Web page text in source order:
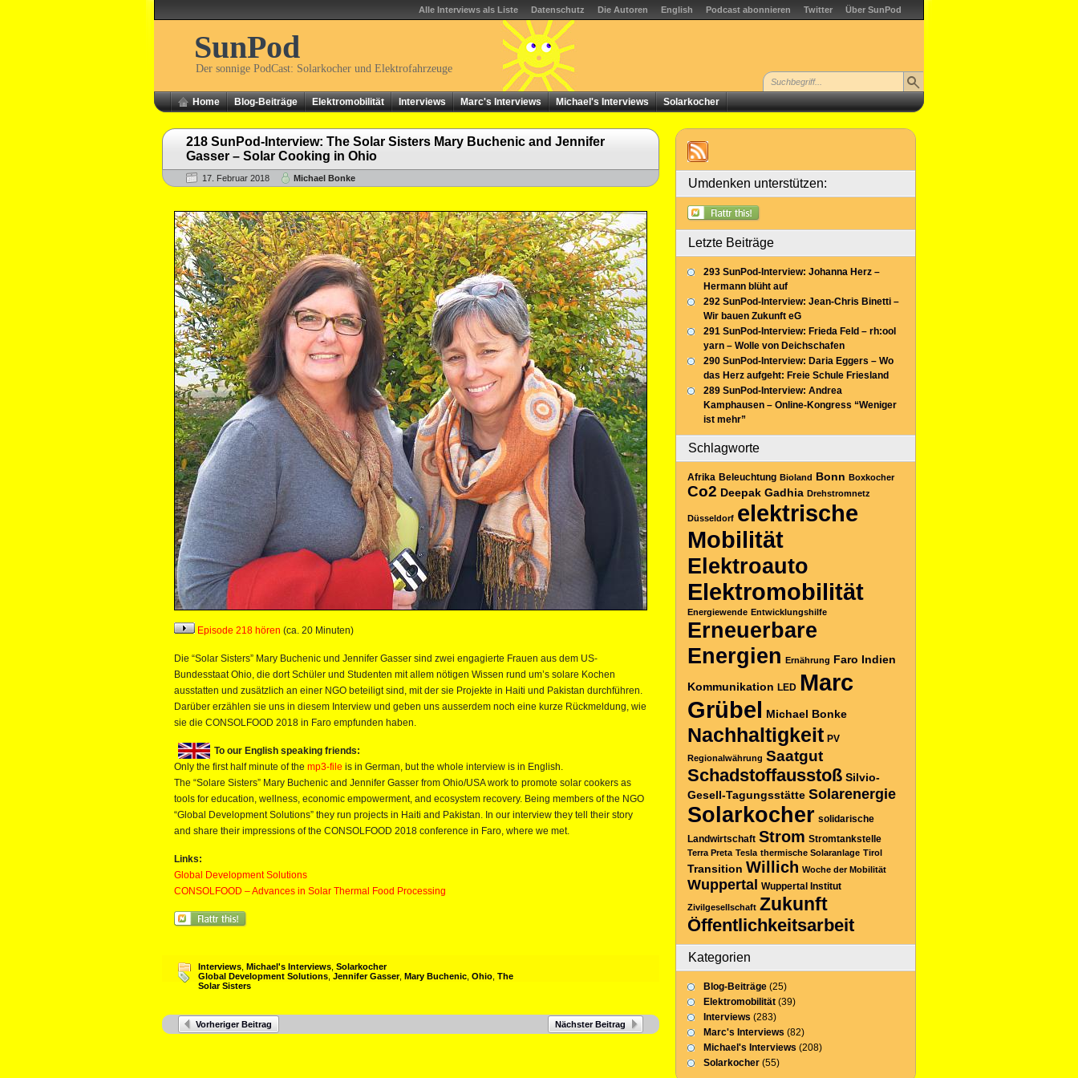
Alle Interviews als Liste Datenschutz Die Autoren English Podcast abonnieren Twitter Über SunPod
SunPod
Der sonnige PodCast: Solarkocher und Elektrofahrzeuge
Home Blog-Beiträge Elektromobilität Interviews Marc's Interviews Michael's Interviews Solarkocher
218 SunPod-Interview: The Solar Sisters Mary Buchenic and Jennifer
Gasser – Solar Cooking in Ohio
17. Februar 2018 Michael Bonke
Episode 218 hören (ca. 20 Minuten)
Die “Solar Sisters” Mary Buchenic und Jennifer Gasser sind zwei engagierte Frauen aus dem US-
Bundesstaat Ohio, die dort Schüler und Studenten mit allem nötigen Wissen rund um’s solare Kochen
ausstatten und zusätzlich an einer NGO beteiligt sind, mit der sie Projekte in Haiti und Pakistan durchführen.
Darüber erzählen sie uns in diesem Interview und geben uns ausserdem noch eine kurze Rückmeldung, wie
sie die CONSOLFOOD 2018 in Faro empfunden haben.
To our English speaking friends:
Only the first half minute of the mp3-file is in German, but the whole interview is in English.
The “Solare Sisters” Mary Buchenic and Jennifer Gasser from Ohio/USA work to promote solar cookers as
tools for education, wellness, economic empowerment, and ecosystem recovery. Being members of the NGO
“Global Development Solutions” they run projects in Haiti and Pakistan. In our interview they tell their story
and share their impressions of the CONSOLFOOD 2018 conference in Faro, where we met.
Links:
Global Development Solutions
CONSOLFOOD – Advances in Solar Thermal Food Processing
Interviews Michael's Interviews Solarkocher
Global Development Solutions Jennifer Gasser, Mary Buchenic Ohio The
Solar Sisters
Vorheriger Beitrag Nächster Beitrag
Umdenken unterstützen:
Letzte Beiträge
293 SunPod-Interview: Johanna Herz –
Hermann blüht auf
292 SunPod-Interview: Jean-Chris Binetti –
Wir bauen Zukunft eG
291 SunPod-Interview: Frieda Feld – rh:ool
yarn – Wolle von Deichschafen
290 SunPod-Interview: Daria Eggers – Wo
das Herz aufgeht: Freie Schule Friesland
289 SunPod-Interview: Andrea
Kamphausen – Online-Kongress “Weniger
ist mehr”
Schlagworte
Afrika Beleuchtung Bioland Bonn Boxkocher
Co2 Deepak Gadhia Drehstromnetz
Düsseldorf elektrische
Mobilität
Elektroauto
Elektromobilität
Energiewende Entwicklungshilfe
Erneuerbare
Energien Ernährung Faro Indien
Kommunikation LED Marc
Grübel Michael Bonke
Nachhaltigkeit PV
Regionalwährung Saatgut
Schadstoffausstoß Silvio-
Gesell-Tagungsstätte Solarenergie
Solarkocher solidarische
Landwirtschaft Strom Stromtankstelle
Terra Preta Tesla thermische Solaranlage Tirol
Transition Willich Woche der Mobilität
Wuppertal Wuppertal Institut
Zivilgesellschaft Zukunft
Öffentlichkeitsarbeit
Kategorien
Blog-Beiträge (25)
Elektromobilität (39)
Interviews (283)
Marc's Interviews (82)
Michael's Interviews (208)
Solarkocher (55)